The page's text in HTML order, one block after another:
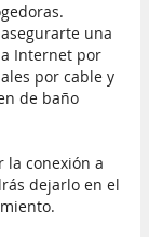
una
Internet por
por cable y
de baño
la conexión a
dejarlo en el